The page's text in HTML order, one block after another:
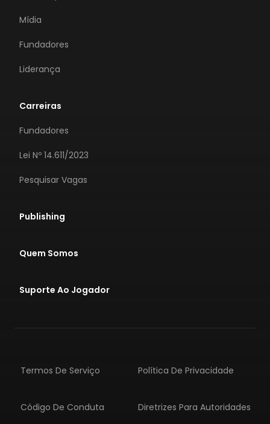
Mídia
Fundadores
Liderança
Carreiras
Fundadores
Lei Nº 14.611/2023
Pesquisar Vagas
Publishing
Quem Somos
Suporte Ao Jogador
Termos De Serviço Política De Privacidade
Código De Conduta Diretrizes Para Autoridades